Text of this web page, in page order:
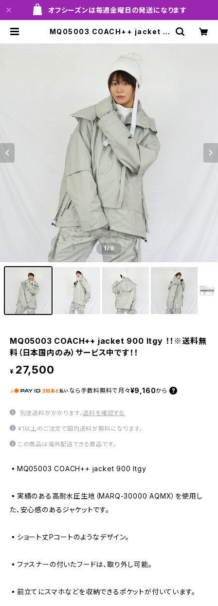
オフシーズンは毎週金曜日の発送になります
MQ05003 COACH++ jacket 9
1/9
MQ05003 COACH++ jacket 900 ltgy ！！※送料無
料（日本国内のみ）サービス中です！！
¥ 27,500
なら 手数料無料で 月々¥9,160から
別途送料がかかります。送料を確認する
¥1以上のご注文で国内送料が無料になります。
この商品は海外配送できる商品です。
▪️MQ05003 COACH++ jacket 900 ltgy
▪️実績のある高耐水圧生地（MARQ-30000 AQMX）を使用し
た、安心感のあるジャケットです。
▪️ショート丈Pコートのようなデザイン。
▪️ファスナーの付いたフードは、取り外し可能。
▪️前立てにスマホなどを収納できるポケットが付いています。